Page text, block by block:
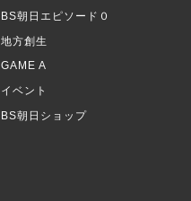
BS朝日エピソード０
地方創生
GAME A
イベント
BS朝日ショップ